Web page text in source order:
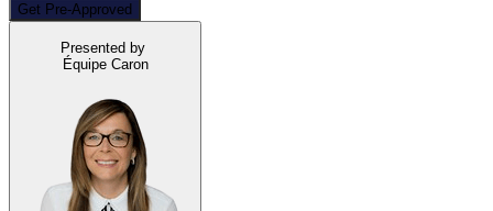
Get Pre-Approved
Presented by
Équipe Caron